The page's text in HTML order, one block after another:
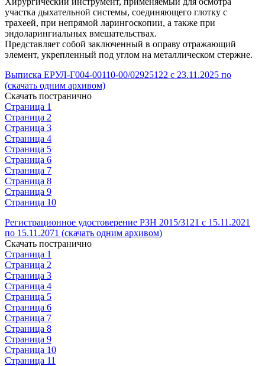
участка дыхательной системы, соединяющего глотку с
трахеей, при непрямой ларингоскопии, а также при
эндоларингиальных вмешательствах.
Представляет собой заключенный в оправу отражающий
элемент, укрепленный под углом на металлическом стержне.
Выписка ЕРУЛ-Г004-00110-00/02925122 с 23.11.2025 по
(скачать одним архивом)
Скачать постранично
Страница 1
Страница 2
Страница 3
Страница 4
Страница 5
Страница 6
Страница 7
Страница 8
Страница 9
Страница 10
Регистрационное удостоверение РЗН 2015/3121 с 15.11.2021
по 15.11.2071 (скачать одним архивом)
Скачать постранично
Страница 1
Страница 2
Страница 3
Страница 4
Страница 5
Страница 6
Страница 7
Страница 8
Страница 9
Страница 10
Страница 11